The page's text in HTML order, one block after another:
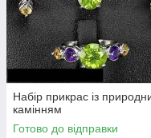
Набір прикрас із
камінням
Готово до відправки